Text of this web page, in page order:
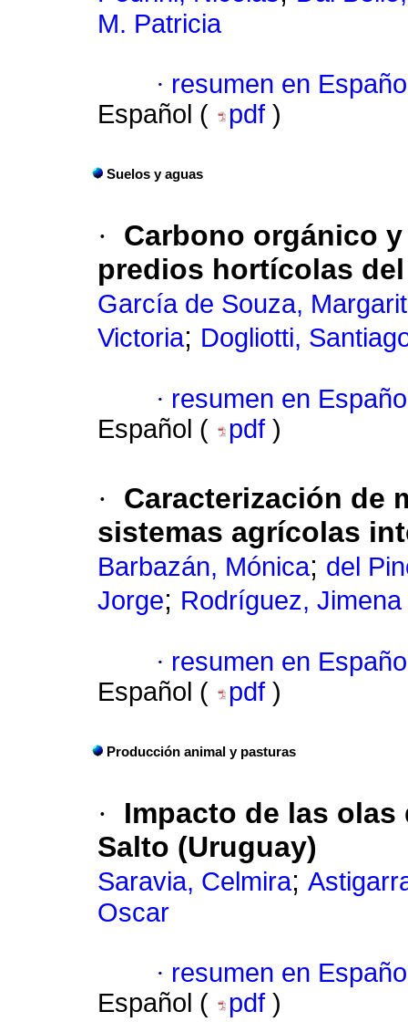
M. Patricia
· resumen en
Español (
pdf )
Suelos y aguas
·
Carbono orgánico
predios hortícolas
García de Souza,
Victoria; Dogliotti,
· resumen en
Español (
pdf )
·
Caracterización de
sistemas agrícolas
Barbazán, Mónica; del
Jorge; Rodríguez, Jimena
· resumen en
Español (
pdf )
Producción animal y pasturas
·
Impacto de las
Salto (Uruguay)
Saravia, Celmira;
Oscar
· resumen en
Español (
pdf )